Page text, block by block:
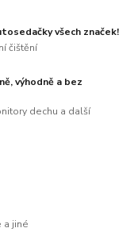
všech značek!
čištění
výhodně a bez
dechu a další
a jiné